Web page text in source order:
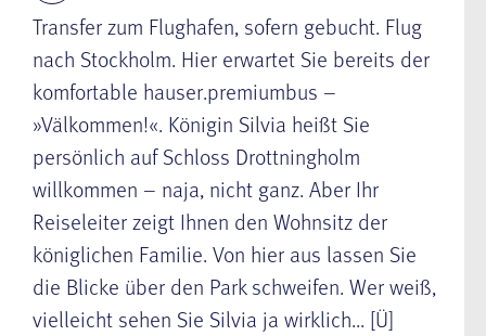
Transfer zum Flughafen, sofern gebucht. Flug
nach Stockholm. Hier erwartet Sie bereits der
komfortable hauser.premiumbus –
»Välkommen!«. Königin Silvia heißt Sie
persönlich aufSchloss Drottningholm
willkommen – naja, nicht ganz. Aber Ihr
Reiseleiter zeigt Ihnen den Wohnsitz der
königlichen Familie. Von hier aus lassen Sie
die Blicke über den Park schweifen. Wer weiß,
vielleicht sehen Sie Silvia ja wirklich... [Ü]